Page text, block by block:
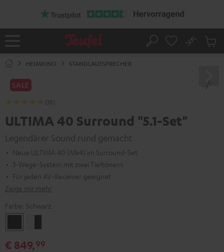
Startseite Suche
No
HEIMKINO STANDLAUTSPRECHER
SALE
(35)
ULTIMA 40 Surround "5.1-Set"
Legendärer Sound rund gemacht
Neue ULTIMA 40 (Mk4) im Surround-Set
3-Wege-System mit zwei Tieftönern
Für jeden AV-Receiver geeignet
Zeige mir mehr
Farbe: Schwarz
Schwarz
€ 849,99